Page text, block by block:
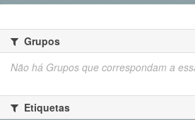
Grupos
Não há Grupos que correspondam a
Etiquetas